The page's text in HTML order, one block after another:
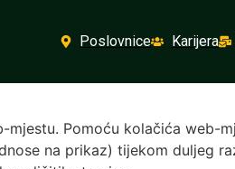
Poslovnice Karijera
mjestu. Pomoću kolačića web-
na prikaz) tijekom duljeg